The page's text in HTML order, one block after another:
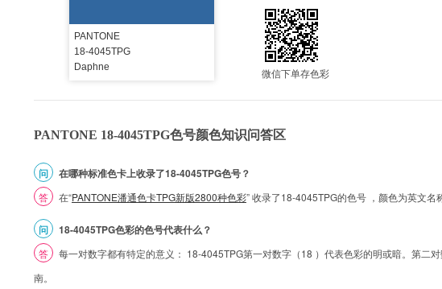
PANTONE
18-4045TPG
Daphne
微信下单存色彩
PANTONE 18-4045TPG色号颜色知识问答区
问 在哪种标准色卡上收录了18-4045TPG色号？
答 在“PANTONE潘通色卡TPG新版2800种色彩” 收录了18-4045TPG的色号 ，颜色为英文
问 18-4045TPG色彩的色号代表什么？
答
每一对数字都有特定的意义： 18-4045TPG第一对数字（18 ）代表色彩的明或暗。第二
南。